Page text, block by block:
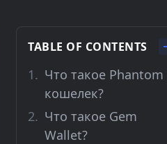
TABLE OF CONTENTS
Что такое Phantom
кошелек?
Что такое Gem
Wallet?